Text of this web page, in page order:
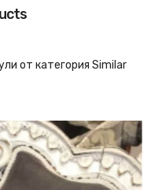
от категория Similar